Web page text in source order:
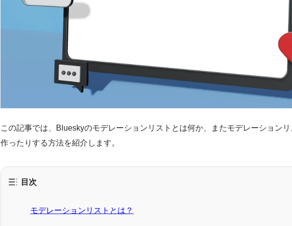
この記事では、Blueskyのモデレーションリストとは何か、またモデレーションリ
作ったりする方法を紹介します。
目次
モデレーションリストとは？